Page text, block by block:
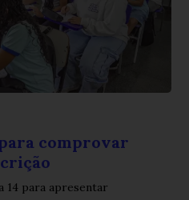
comprovar
14 para apresentar